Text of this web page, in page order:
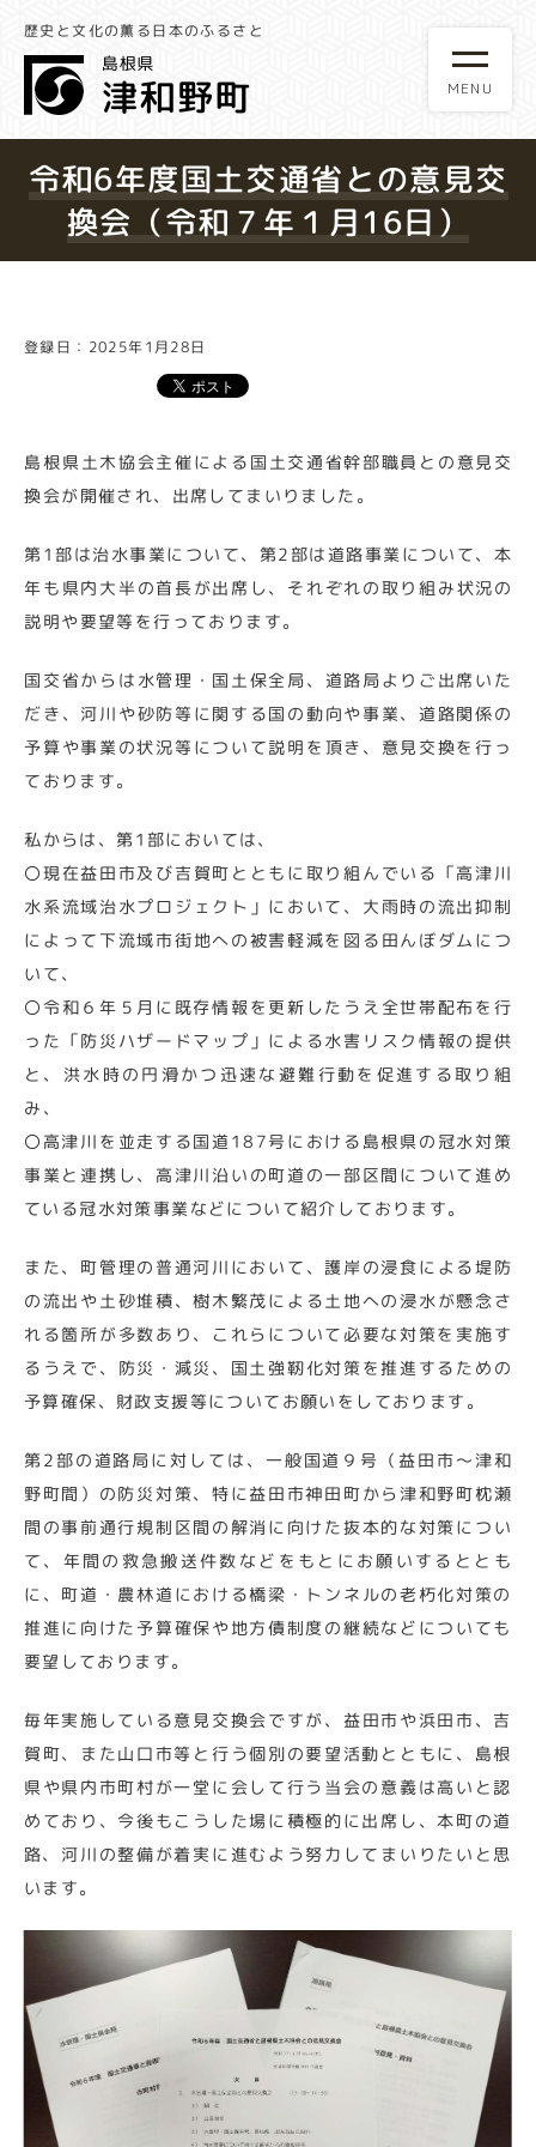
歴史と文化の薫る日本のふるさと
令和6年度国土交通省との意見交
換会（令和７年１月16日）
登録日：2025年1月28日
島根県土木協会主催による国土交通省幹部職員との意見交
換会が開催され、出席してまいりました。
第1部は治水事業について、第2部は道路事業について、本
年も県内大半の首長が出席し、それぞれの取り組み状況の
説明や要望等を行っております。
国交省からは水管理・国土保全局、道路局よりご出席いた
だき、河川や砂防等に関する国の動向や事業、道路関係の
予算や事業の状況等について説明を頂き、意見交換を行っ
ております。
私からは、第1部においては、
〇現在益田市及び吉賀町とともに取り組んでいる「高津川
水系流域治水プロジェクト」において、大雨時の流出抑制
によって下流域市街地への被害軽減を図る田んぼダムにつ
いて、
〇令和６年５月に既存情報を更新したうえ全世帯配布を行
った「防災ハザードマップ」による水害リスク情報の提供
と、洪水時の円滑かつ迅速な避難行動を促進する取り組
み、
〇高津川を並走する国道187号における島根県の冠水対策
事業と連携し、高津川沿いの町道の一部区間について進め
ている冠水対策事業などについて紹介しております。
また、町管理の普通河川において、護岸の浸食による堤防
の流出や土砂堆積、樹木繁茂による土地への浸水が懸念さ
れる箇所が多数あり、これらについて必要な対策を実施す
るうえで、防災・減災、国土強靭化対策を推進するための
予算確保、財政支援等についてお願いをしております。
第2部の道路局に対しては、一般国道９号（益田市～津和
野町間）の防災対策、特に益田市神田町から津和野町枕瀬
間の事前通行規制区間の解消に向けた抜本的な対策につい
て、年間の救急搬送件数などをもとにお願いするととも
に、町道・農林道における橋梁・トンネルの老朽化対策の
推進に向けた予算確保や地方債制度の継続などについても
要望しております。
毎年実施している意見交換会ですが、益田市や浜田市、吉
賀町、また山口市等と行う個別の要望活動とともに、島根
県や県内市町村が一堂に会して行う当会の意義は高いと認
めており、今後もこうした場に積極的に出席し、本町の道
路、河川の整備が着実に進むよう努力してまいりたいと思
います。